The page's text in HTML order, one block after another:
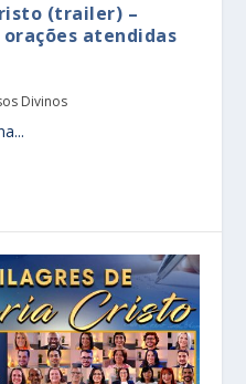
(trailer) –
atendidas
Divinos